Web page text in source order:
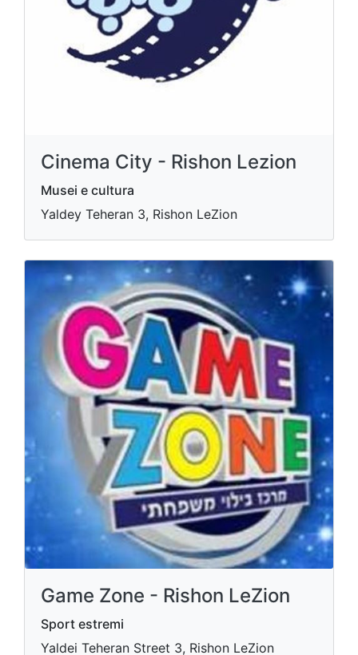
Cinema City - Rishon Lezion
Musei e cultura
Yaldey Teheran 3, Rishon LeZion
Game Zone - Rishon LeZion
Sport estremi
Yaldei Teheran Street 3, Rishon LeZion